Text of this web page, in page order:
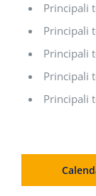
Principali
Principali
Principali
Principali
Principali